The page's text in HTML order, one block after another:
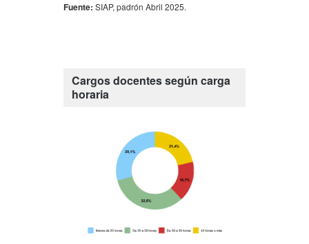
Fuente: SIAP, padrón Abril 2025.
Cargos docentes según carga
horaria